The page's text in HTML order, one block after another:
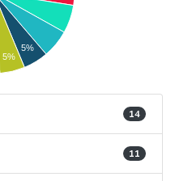
5%
5%
14
11